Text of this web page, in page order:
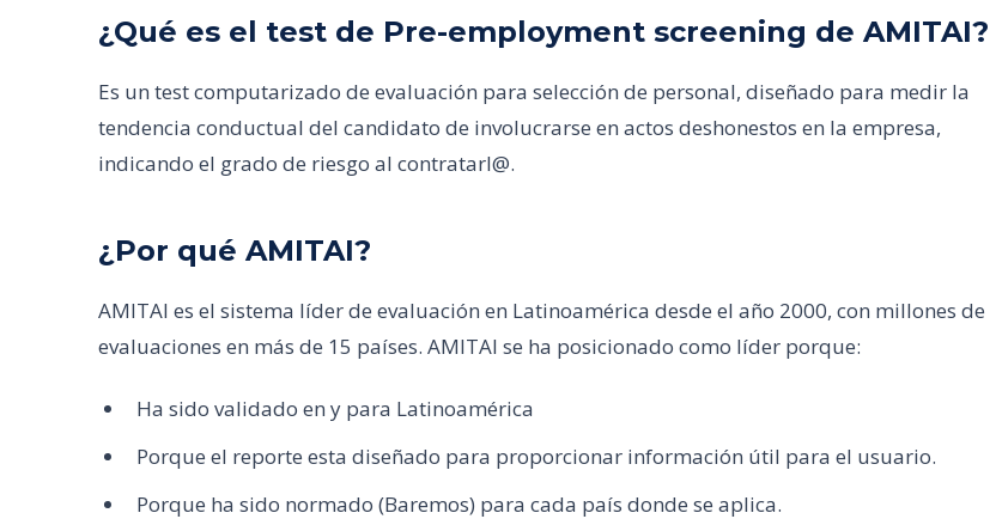
¿Qué es el test de Pre-employment screening de AMITAI?
Es un test computarizado de evaluación para selección de personal, diseñado para medir la
tendencia conductual del candidato de involucrarse en actos deshonestos en la empresa,
indicando el grado de riesgo al contratarl@.
¿Por qué AMITAI?
AMITAI es el sistema líder de evaluación en Latinoamérica desde el año 2000, con millones de
evaluaciones en más de 15 países. AMITAI se ha posicionado como líder porque:
Ha sido validado en y para Latinoamérica
Porque el reporte esta diseñado para proporcionar información útil para el usuario.
Porque ha sido normado (Baremos) para cada país donde se aplica.